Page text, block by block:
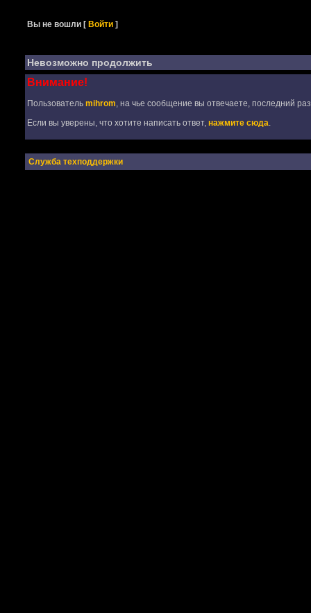
Вы не вошли [Войти ]
Невозможно продолжить
Внимание!
Пользователь mihrom, на чье сообщение вы отвечаете, последний
Если вы уверены, что хотите написать ответ, нажмите сюда.
Служба техподдержки